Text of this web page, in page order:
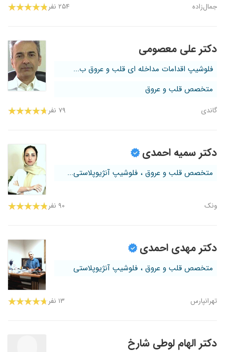
جمال‌زاده ۲۵۴ نفر
دکتر علی معصومی
فلوشیپ اقدامات مداخله ای قلب و عروق ب...
متخصص قلب و عروق
گاندی ۷۹ نفر
دکتر سمیه احمدی
متخصص قلب و عروق ، فلوشیپ آنژیوپلاستی...
ونک ۹۰ نفر
دکتر مهدی احمدی
متخصص قلب و عروق ، فلوشیپ آنژیوپلاستی
تهرانپارس ۱۳ نفر
دکتر الهام لوطی شارخ